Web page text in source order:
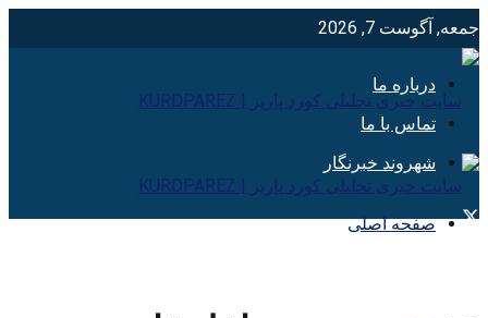
جمعه, آگوست 7, 2026
درباره ما
تماس با ما
شهروند خبرنگار
صفحه اصلی